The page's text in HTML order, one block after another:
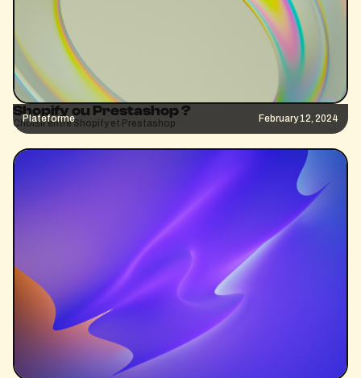
Plateforme February 12, 2024
Shopify ou Prestashop ?
Choisir entre Shopify et Prestashop